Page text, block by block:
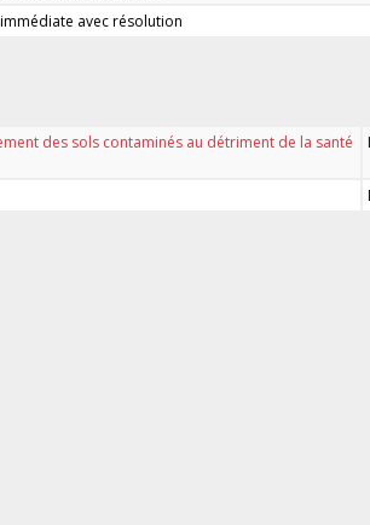
avec résolution
des sols contaminés au détriment de la santé